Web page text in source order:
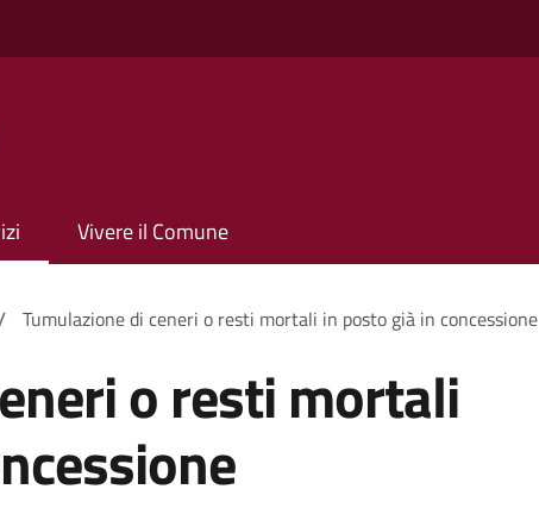
Vivere il Comune
Tumulazione di ceneri o resti mortali in posto già in concessione
o resti mortali